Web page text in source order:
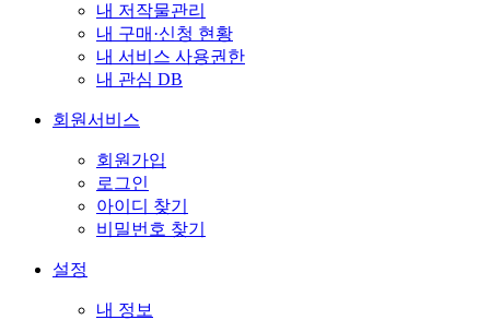
내 저작물관리
내 구매·신청 현황
내 서비스 사용권한
내 관심 DB
회원서비스
회원가입
로그인
아이디 찾기
비밀번호 찾기
설정
내 정보